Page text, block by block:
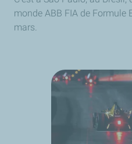
monde ABB FIA de Formule
mars.